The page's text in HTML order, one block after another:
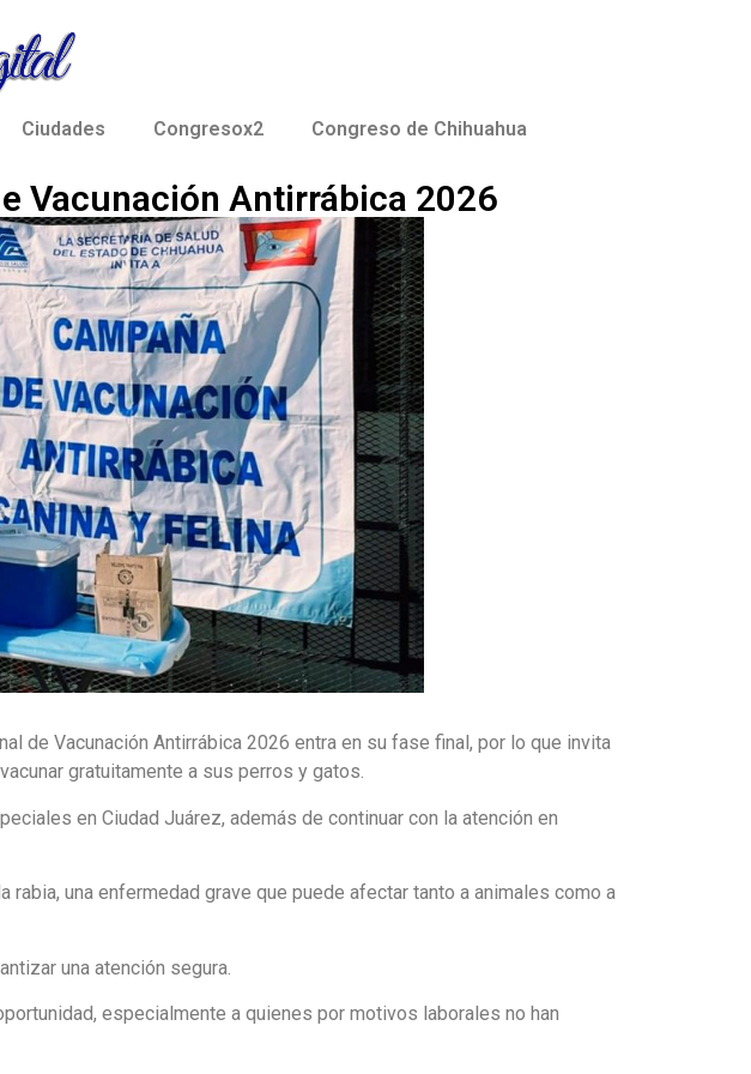
Ciudades Congresox2 Congreso de Chihuahua
Vacunación Antirrábica 2026
de Vacunación Antirrábica 2026 entra en su fase final, por lo que invita
gratuitamente a sus perros y gatos.
en Ciudad Juárez, además de continuar con la atención en
una enfermedad grave que puede afectar tanto a animales como a
una atención segura.
especialmente a quienes por motivos laborales no han